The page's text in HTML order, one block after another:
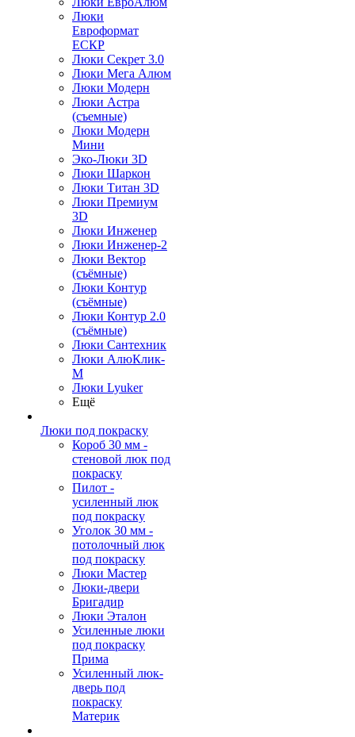
Люки
Евроформат
ЕСКР
Люки Секрет 3.0
Люки Мега Алюм
Люки Модерн
Люки Астра
(съемные)
Люки Модерн
Мини
Эко-Люки 3D
Люки Шаркон
Люки Титан 3D
Люки Премиум
3D
Люки Инженер
Люки Инженер-2
Люки Вектор
(съёмные)
Люки Контур
(съёмные)
Люки Контур 2.0
(съёмные)
Люки Сантехник
Люки АлюКлик-
М
Люки Lyuker
Ещё
Люки под покраску
Короб 30 мм -
стеновой люк под
покраску
Пилот -
усиленный люк
под покраску
Уголок 30 мм -
потолочный люк
под покраску
Люки Мастер
Люки-двери
Бригадир
Люки Эталон
Усиленные люки
под покраску
Прима
Усиленный люк-
дверь под
покраску
Материк